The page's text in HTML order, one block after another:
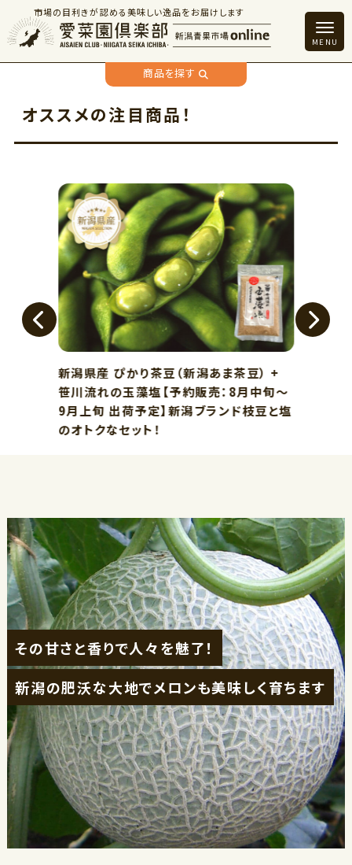
市場の目利きが認める美味しい逸品をお届けします
商品を探す
オススメの注目商品！
新潟県産 ぴかり茶豆（新潟あま茶豆） +
笹川流れの玉藻塩【予約販売：8月中旬～
9月上旬 出荷予定】新潟ブランド枝豆と塩
のオトクなセット！
その甘さと香りで人々を魅了！
新潟の肥沃な大地でメロンも美味しく育ちます